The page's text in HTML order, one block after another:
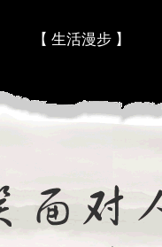
【 生活漫步 】